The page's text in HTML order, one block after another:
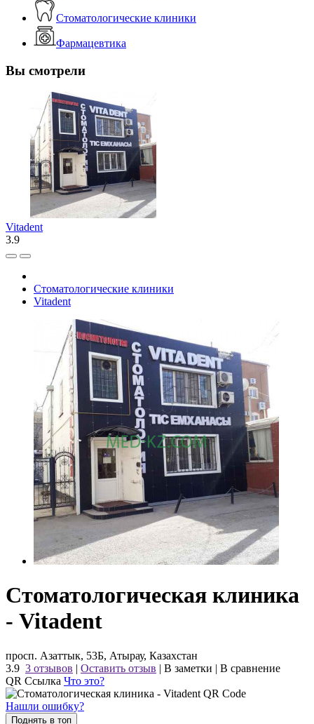
Стоматологические клиники
Фармацевтика
Вы смотрели
Vitadent
3.9
Стоматологические клиники
Vitadent
Стоматологическая клиника
- Vitadent
просп. Азаттык, 53Б, Атырау, Казахстан
3.9 3 отзывов | Оставить отзыв | В заметки | В сравнение
QR Ссылка Что это?
Нашли ошибку?
Поднять в топ